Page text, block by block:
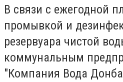
В связи с ежегодной
промывкой и
резервуара чистой
коммунальным
"Компания Вода